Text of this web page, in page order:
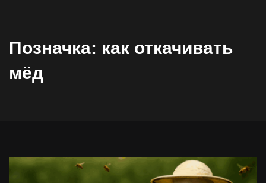
Позначка: как откачивать
мёд